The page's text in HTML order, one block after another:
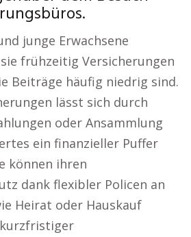
junge Erwachsene
frühzeitig Versicherungen
Beiträge häufig niedrig sind.
lässt sich durch
oder Ansammlung
ein finanzieller Puffer
können ihren
dank flexibler Policen an
Heirat oder Hauskauf
kurzfristiger